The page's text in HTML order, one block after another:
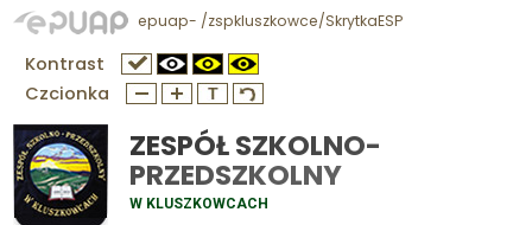
epuap- /zspkluszkowce/SkrytkaESP
Kontrast
Czcionka
ZESPÓŁ SZKOLNO-
PRZEDSZKOLNY
W KLUSZKOWCACH